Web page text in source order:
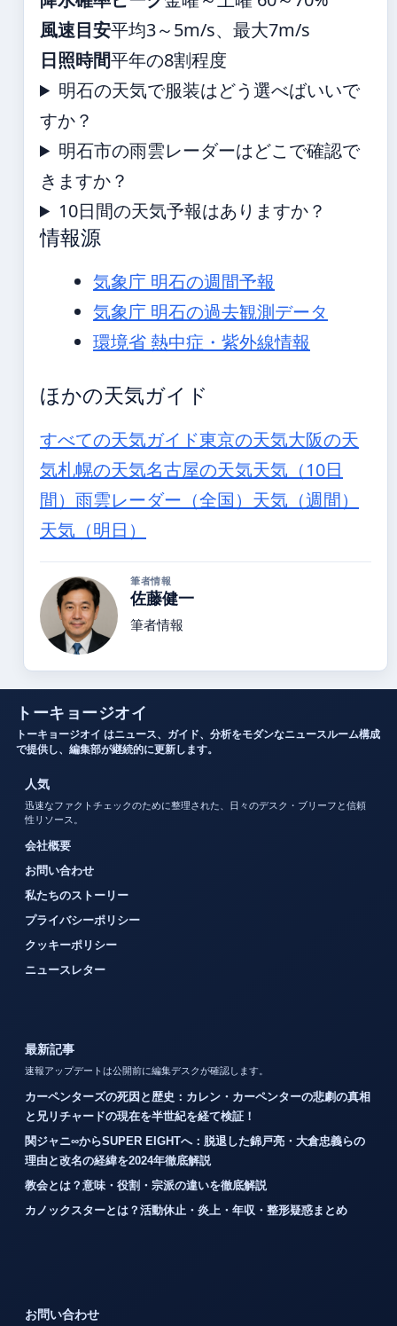
風速目安平均3～5m/s、最大7m/s
日照時間平年の8割程度
明石の天気で服装はどう選べばいいで
すか？
明石市の雨雲レーダーはどこで確認で
きますか？
10日間の天気予報はありますか？
情報源
気象庁 明石の週間予報
気象庁 明石の過去観測データ
環境省 熱中症・紫外線情報
ほかの天気ガイド
すべての天気ガイド東京の天気大阪の天
気札幌の天気名古屋の天気天気（10日
間） 雨雲レーダー（全国） 天気（週間）
天気（明日）
筆者情報
佐藤健一
筆者情報
トーキョージオイ
トーキョージオイ はニュース、ガイド、分析をモダンなニュースルーム構成
で提供し、編集部が継続的に更新します。
人気
迅速なファクトチェックのために整理された、日々のデスク・ブリーフと信頼
性リソース。
会社概要
お問い合わせ
私たちのストーリー
プライバシーポリシー
クッキーポリシー
ニュースレター
最新記事
速報アップデートは公開前に編集デスクが確認します。
カーペンターズの死因と歴史：カレン・カーペンターの悲劇の真相
と兄リチャードの現在を半世紀を経て検証！
関ジャニ∞からSUPER EIGHTへ：脱退した錦戸亮・大倉忠義らの
理由と改名の経緯を2024年徹底解説
教会とは？意味・役割・宗派の違いを徹底解説
カノックスターとは？活動休止・炎上・年収・整形疑惑まとめ
お問い合わせ